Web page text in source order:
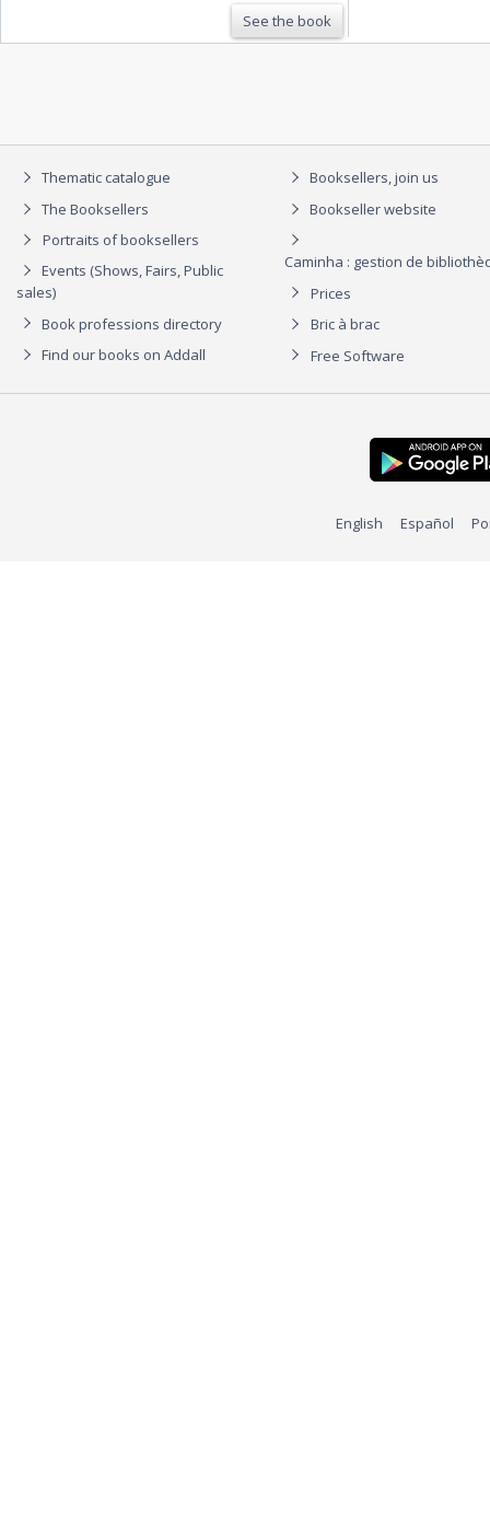
See the book
Thematic catalogue
The Booksellers
Portraits of booksellers
Events (Shows, Fairs, Public
sales)
Book professions directory
Find our books on Addall
Booksellers, join us
Bookseller website
Caminha : gestion de
Prices
Bric à brac
Free Software
English Español